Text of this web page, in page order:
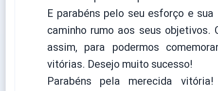
E parabéns pelo seu esforço e sua
caminho rumo aos seus objetivos.
assim, para podermos
vitórias. Desejo muito sucesso!
Parabéns pela merecida